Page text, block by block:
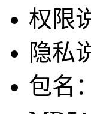
权限
隐私
包名